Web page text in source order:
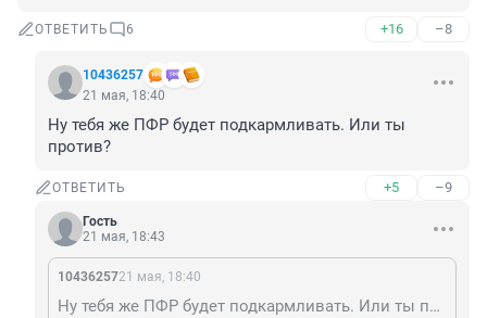
ОТВЕТИТЬ 6 +16 –8
10436257
21 мая, 18:40
Ну тебя же ПФР будет подкармливать. Или ты
против?
ОТВЕТИТЬ +5 –9
Гость
21 мая, 18:43
1043625721 мая, 18:40
Ну тебя же ПФР будет подкармливать. Или ты против?